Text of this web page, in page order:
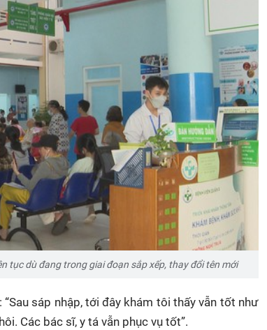
tục dù đang trong giai đoạn sắp xếp, thay đổi tên mới
sáp nhập, tới đây khám tôi thấy vẫn tốt như
Các bác sĩ, y tá vẫn phục vụ tốt”.